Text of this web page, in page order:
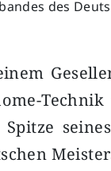
des